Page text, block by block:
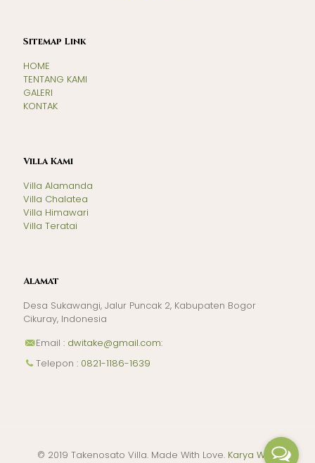
Sitemap Link
HOME
TENTANG KAMI
GALERI
KONTAK
Villa Kami
Villa Alamanda
Villa Chalatea
Villa Himawari
Villa Teratai
Alamat
Desa Sukawangi, Jalur Puncak 2, Kabupaten Bogor
Cikuray, Indonesia
Email : dwitake@gmail.com:
Telepon : 0821-1186-1639
© 2019 Takenosato Villa. Made With Love. Karya Web